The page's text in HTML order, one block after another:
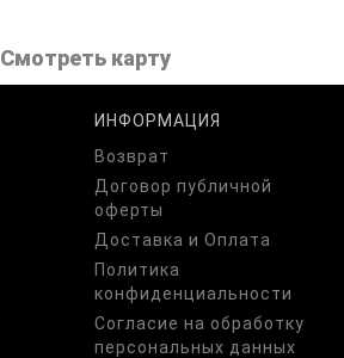
Cмотреть карту
ИНФОРМАЦИЯ
Возврат
Договор публичной
оферты
Доставка и Оплата
Политика
конфиденциальности
Согласие на обработку
персональных данных